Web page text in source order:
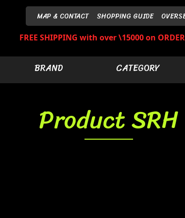
MAP & CONTACT SHOPPING GUIDE
FREE SHIPPING with over \15000 on
BRAND CATEGORY
Product SRH